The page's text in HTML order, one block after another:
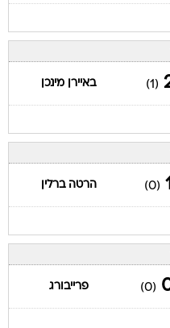
(1) באיירן מינכן
(0) הרטה ברלין
(0) פרייבורג